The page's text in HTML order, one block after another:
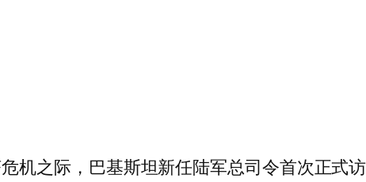
机之际，巴基斯坦新任陆军总司令首次正式